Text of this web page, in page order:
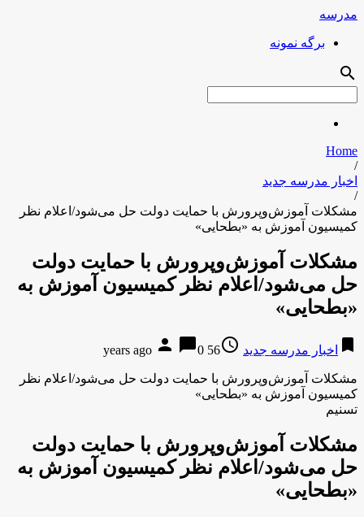
مدرسه
برگه نمونه
search
Home
/
اخبار مدرسه جدید
/
مشکلات آموزش‌وپرورش با حمایت دولت حل می‌شود/اعلام نظر
کمیسیون آموزش به «بطحایی»
مشکلات آموزش‌وپرورش با حمایت دولت
حل می‌شود/اعلام نظر کمیسیون آموزش به
«بطحایی»
bookmark اخبار مدرسه جدید access_time
56 years ago
person chat_bubble0
مشکلات آموزش‌وپرورش با حمایت دولت حل می‌شود/اعلام نظر
کمیسیون آموزش به «بطحایی»
تسنیم
مشکلات آموزش‌وپرورش با حمایت دولت
حل می‌شود/اعلام نظر کمیسیون آموزش به
«بطحایی»